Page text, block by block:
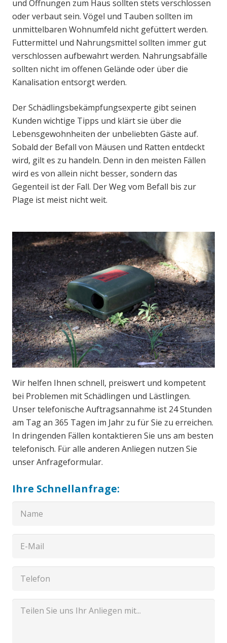
und Öffnungen zum Haus sollten stets verschlossen
oder verbaut sein. Vögel und Tauben sollten im
unmittelbaren Wohnumfeld nicht gefüttert werden.
Futtermittel und Nahrungsmittel sollten immer gut
verschlossen aufbewahrt werden. Nahrungsabfälle
sollten nicht im offenen Gelände oder über die
Kanalisation entsorgt werden.
Der Schädlingsbekämpfungsexperte gibt seinen
Kunden wichtige Tipps und klärt sie über die
Lebensgewohnheiten der unbeliebten Gäste auf.
Sobald der Befall von Mäusen und Ratten entdeckt
wird, gilt es zu handeln. Denn in den meisten Fällen
wird es von allein nicht besser, sondern das
Gegenteil ist der Fall. Der Weg vom Befall bis zur
Plage ist meist nicht weit.
Wir helfen Ihnen schnell, preiswert und kompetent
bei Problemen mit Schädlingen und Lästlingen.
Unser telefonische Auftragsannahme ist 24 Stunden
am Tag an 365 Tagen im Jahr zu für Sie zu erreichen.
In dringenden Fällen kontaktieren Sie uns am besten
telefonisch. Für alle anderen Anliegen nutzen Sie
unser Anfrageformular.
Ihre Schnellanfrage: